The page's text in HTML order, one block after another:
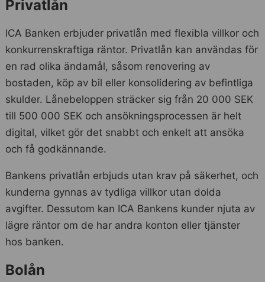
Privatlån
ICA Banken erbjuder privatlån med flexibla villkor och
konkurrenskraftiga räntor. Privatlån kan användas för
en rad olika ändamål, såsom renovering av
bostaden, köp av bil eller konsolidering av befintliga
skulder. Lånebeloppen sträcker sig från 20 000 SEK
till 500 000 SEK och ansökningsprocessen är helt
digital, vilket gör det snabbt och enkelt att ansöka
och få godkännande.
Bankens privatlån erbjuds utan krav på säkerhet, och
kunderna gynnas av tydliga villkor utan dolda
avgifter. Dessutom kan ICA Bankens kunder njuta av
lägre räntor om de har andra konton eller tjänster
hos banken.
Bolån